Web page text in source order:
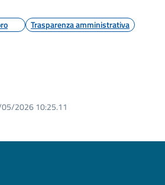
Trasparenza amministrativa
2026 10:25.11